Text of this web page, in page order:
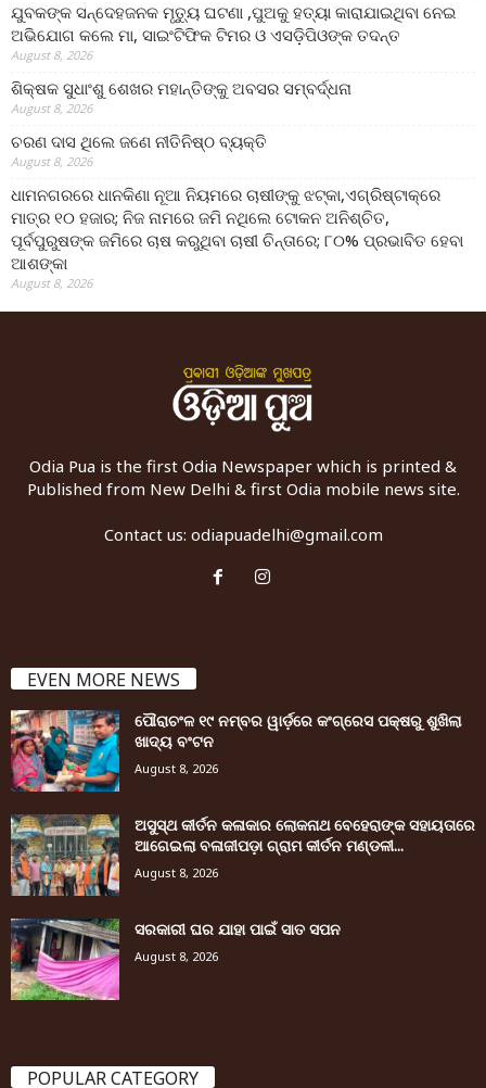
ଯୁବକଙ୍କ ସନ୍ଦେହଜନକ ମୃତ୍ୟୁ ଘଟଣା ,ପୁଅକୁ ହତ୍ୟା କାରାଯାଇଥିବା ନେଇ
ଅଭିଯୋଗ କଲେ ମା, ସାଇଂଟିଫିକ ଟିମର ଓ ଏସଡ଼ିପିଓଙ୍କ ତଦନ୍ତ
August 8, 2026
ଶିକ୍ଷକ ସୁଧାଂଶୁ ଶେଖର ମହାନ୍ତିଙ୍କୁ ଅବସର ସମ୍ବର୍ଦ୍ଧନା
August 8, 2026
ଚରଣ ଦାସ ଥିଲେ ଜଣେ ନୀତିନିଷ୍ଠ ବ୍ୟକ୍ତି
August 8, 2026
ଧାମନଗରରେ ଧାନକିଣା ନୂଆ ନିୟମରେ ଚାଷୀଙ୍କୁ ଝଟ୍‌କା,ଏଗ୍ରିଷ୍ଟାକ୍‌ରେ
ମାତ୍ର ୧୦ ହଜାର; ନିଜ ନାମରେ ଜମି ନଥିଲେ ଟୋକନ ଅନିଶ୍ଚିତ,
ପୂର୍ବପୁରୁଷଙ୍କ ଜମିରେ ଚାଷ କରୁଥିବା ଚାଷୀ ଚିନ୍ତାରେ; ୮୦% ପ୍ରଭାବିତ ହେବା
ଆଶଙ୍କା
August 8, 2026
Odia Pua is the first Odia Newspaper which is printed &
Published from New Delhi & first Odia mobile news site.
Contact us: odiapuadelhi@gmail.com
EVEN MORE NEWS
ପୌରାଚଂଳ ୧୯ ନମ୍ବର ୱାର୍ଡ଼ରେ କଂଗ୍ରେସ ପକ୍ଷରୁ ଶୁଖିଲା
ଖାଦ୍ୟ ବଂଟନ
August 8, 2026
ଅସୁସ୍ଥ କୀର୍ତନ କଳାକାର ଲୋକନାଥ ବେହେରାଙ୍କ ସହାୟତାରେ
ଆଗେଇଲା ବଳାଜୀପଡ଼ା ଗ୍ରାମ କୀର୍ତନ ମଣ୍ଡଳୀ...
August 8, 2026
ସରକାରୀ ଘର ଯାହା ପାଇଁ ସାତ ସପନ
August 8, 2026
POPULAR CATEGORY